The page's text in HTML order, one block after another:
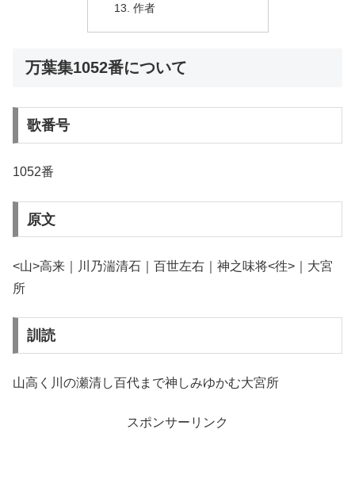
作者
万葉集1052番について
歌番号
1052番
原文
<山>高来｜川乃湍清石｜百世左右｜神之味将<徃>｜大宮
所
訓読
山高く川の瀬清し百代まで神しみゆかむ大宮所
スポンサーリンク